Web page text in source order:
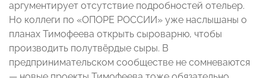
аргументирует отсутствие подробностей отельер.
Но коллеги по «ОПОРЕ РОССИИ» уже наслышаны о
планах Тимофеева открыть сыроварню, чтобы
производить полутвёрдые сыры. В
предпринимательском сообществе не сомневаются